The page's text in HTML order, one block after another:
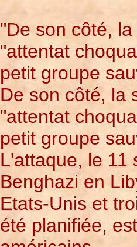
"De son côté,
"attentat
petit groupe
De son côté, la
"attentat
petit groupe
L'attaque, le 11
Benghazi en
Etats-Unis et
été planifiée,